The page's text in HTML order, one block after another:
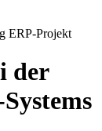
ERP-Projekt
der